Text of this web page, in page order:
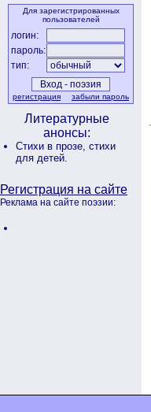
Для зарегистрированных
пользователей
логин:
пароль:
тип:
регистрация забыли пароль
Литературные
анонсы:
Стихи в прозе, стихи
для детей.
Регистрация на сайте
Реклама на сайте поэзии: